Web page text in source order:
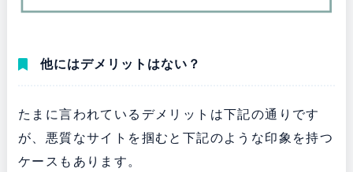
他にはデメリットはない？
たまに言われているデメリットは下記の通りです
が、悪質なサイトを掴むと下記のような印象を持つ
ケースもあります。